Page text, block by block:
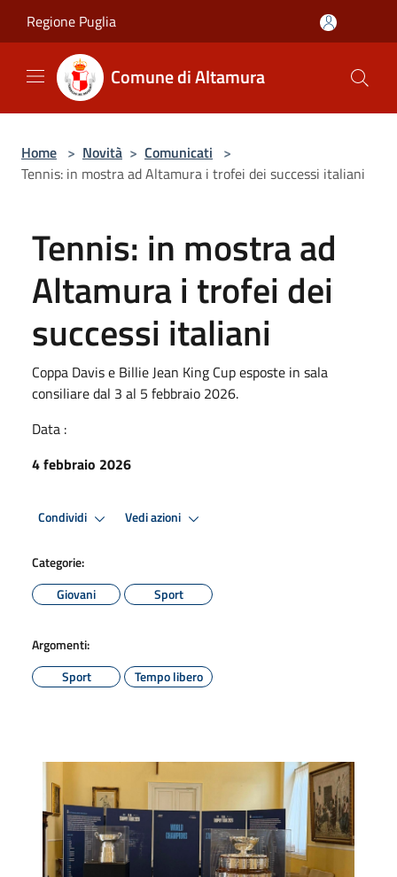
Regione Puglia
Comune di Altamura
Home > Novità > Comunicati >
Tennis: in mostra ad Altamura i trofei dei successi italiani
Tennis: in mostra ad
Altamura i trofei dei
successi italiani
Coppa Davis e Billie Jean King Cup esposte in sala
consiliare dal 3 al 5 febbraio 2026.
Data :
4 febbraio 2026
Condividi Vedi azioni
Categorie:
Giovani
Sport
Argomenti:
Sport
Tempo libero